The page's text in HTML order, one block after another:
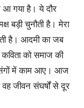
आ गया है। ये दौर
बड़ी चुनौती है। मेरा
है। आदमी का जब
को समाज की
में काम आए। आज
वह जीवन संघर्षों से दूर